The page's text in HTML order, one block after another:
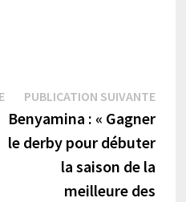
Publication
précédente :
PUBLICATION SUIVANTE
Benyamina : « Gagner
le derby pour débuter
la saison de la
meilleure des